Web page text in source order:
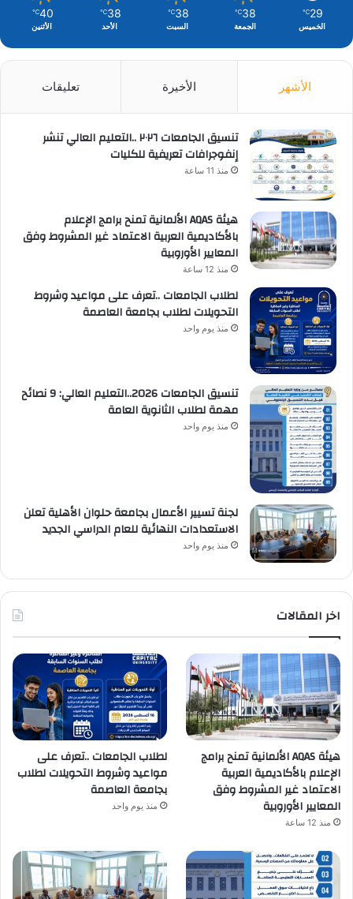
29
℃
الخميس
38
℃
الجمعة
38
℃
السبت
38
℃
الأحد
40
℃
الأثنين
الأشهر الأخيرة تعليقات
تنسيق الجامعات ٢٠٢٦ ..التعليم العالي تنشر
إنفوجرافات تعريفية للكليات
منذ 11 ساعة
هيئة AQAS الألمانية تمنح برامج الإعلام
بالأكاديمية العربية الاعتماد غير المشروط وفق
المعايير الأوروبية
منذ 12 ساعة
لطلاب الجامعات ..تعرف على مواعيد وشروط
التحويلات لطلاب بجامعة العاصمة
منذ يوم واحد
تنسيق الجامعات 2026..التعليم العالي: 9 نصائح
مهمة لطلاب الثانوية العامة
منذ يوم واحد
لجنة تسيير الأعمال بجامعة حلوان الأهلية تعلن
الاستعدادات النهائية للعام الدراسي الجديد
منذ يوم واحد
اخر المقالات
هيئة AQAS الألمانية تمنح برامج
الإعلام بالأكاديمية العربية
الاعتماد غير المشروط وفق
المعايير الأوروبية
منذ 12 ساعة
لطلاب الجامعات ..تعرف على
مواعيد وشروط التحويلات لطلاب
بجامعة العاصمة
منذ يوم واحد